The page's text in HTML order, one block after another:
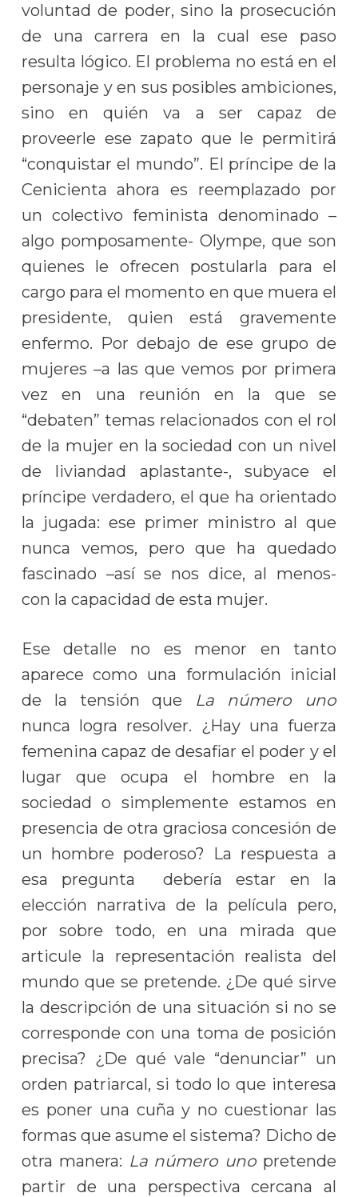
voluntad de poder, sino la prosecución
de una carrera en la cual ese paso
resulta lógico. El problema no está en el
personaje y en sus posibles ambiciones,
sino en quién va a ser capaz de
proveerle ese zapato que le permitirá
“conquistar el mundo”. El príncipe de la
Cenicienta ahora es reemplazado por
un colectivo feminista denominado –
algo pomposamente- Olympe, que son
quienes le ofrecen postularla para el
cargo para el momento en que muera el
presidente, quien está gravemente
enfermo. Por debajo de ese grupo de
mujeres –a las que vemos por primera
vez en una reunión en la que se
“debaten” temas relacionados con el rol
de la mujer en la sociedad con un nivel
de liviandad aplastante-, subyace el
príncipe verdadero, el que ha orientado
la jugada: ese primer ministro al que
nunca vemos, pero que ha quedado
fascinado –así se nos dice, al menos-
con la capacidad de esta mujer.
Ese detalle no es menor en tanto
aparece como una formulación inicial
de la tensión que La número uno
nunca logra resolver. ¿Hay una fuerza
femenina capaz de desafiar el poder y el
lugar que ocupa el hombre en la
sociedad o simplemente estamos en
presencia de otra graciosa concesión de
un hombre poderoso? La respuesta a
esa pregunta debería estar en la
elección narrativa de la película pero,
por sobre todo, en una mirada que
articule la representación realista del
mundo que se pretende. ¿De qué sirve
la descripción de una situación si no se
corresponde con una toma de posición
precisa? ¿De qué vale “denunciar” un
orden patriarcal, si todo lo que interesa
es poner una cuña y no cuestionar las
formas que asume el sistema? Dicho de
otra manera: La número uno pretende
partir de una perspectiva cercana al